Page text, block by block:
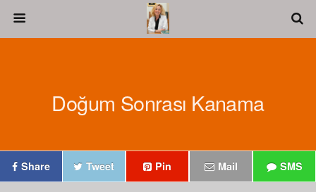
Doğum Sonrası Kanama
Share Tweet Pin Mail SMS